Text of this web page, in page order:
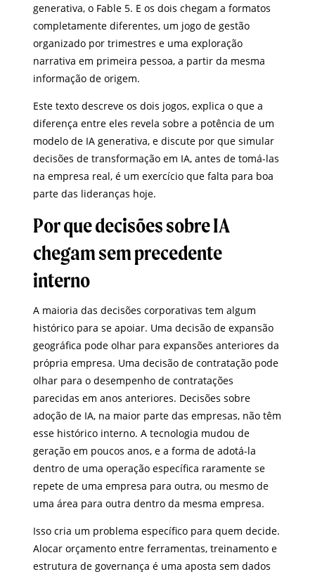
generativa, o Fable 5. E os dois chegam a formatos
completamente diferentes, um jogo de gestão
organizado por trimestres e uma exploração
narrativa em primeira pessoa, a partir da mesma
informação de origem.
Este texto descreve os dois jogos, explica o que a
diferença entre eles revela sobre a potência de um
modelo de IA generativa, e discute por que simular
decisões de transformação em IA, antes de tomá-las
na empresa real, é um exercício que falta para boa
parte das lideranças hoje.
Por que decisões sobre IA
chegam sem precedente
interno
A maioria das decisões corporativas tem algum
histórico para se apoiar. Uma decisão de expansão
geográfica pode olhar para expansões anteriores da
própria empresa. Uma decisão de contratação pode
olhar para o desempenho de contratações
parecidas em anos anteriores. Decisões sobre
adoção de IA, na maior parte das empresas, não têm
esse histórico interno. A tecnologia mudou de
geração em poucos anos, e a forma de adotá-la
dentro de uma operação específica raramente se
repete de uma empresa para outra, ou mesmo de
uma área para outra dentro da mesma empresa.
Isso cria um problema específico para quem decide.
Alocar orçamento entre ferramentas, treinamento e
estrutura de governança é uma aposta sem dados